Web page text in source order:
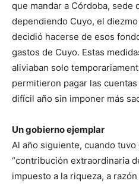
que mandar a Córdoba, sede
dependiendo Cuyo, el
decidió hacerse de esos
gastos de Cuyo. Estas
aliviaban solo
permitieron pagar las
difícil año sin imponer más
Un gobierno ejemplar
Al año siguiente, cuando
“contribución extraordinaria
impuesto a la riqueza, a